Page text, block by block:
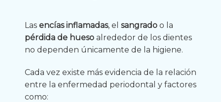
Las encías inflamadas, el sangrado o la
pérdida de hueso alrededor de los dientes
no dependen únicamente de la higiene.
Cada vez existe más evidencia de la relación
entre la enfermedad periodontal y factores
como: